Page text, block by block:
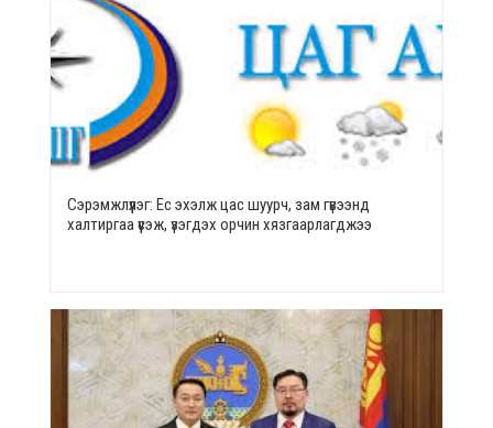
Сэрэмжлүүлэг: Ес эхэлж цас шуурч, зам гүвээнд
халтиргаа үүсэж, үзэгдэх орчин хязгаарлагджээ